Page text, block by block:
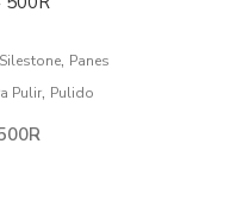
, Panes
Pulir, Pulido